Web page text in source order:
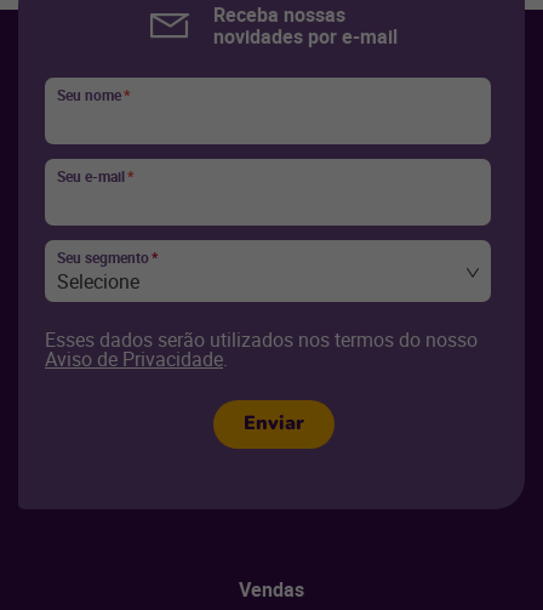
Receba nossas
novidades por e-mail
Seu nome*
Seu e-mail*
Seu segmento*
Selecione
Esses dados serão utilizados nos termos do nosso
Aviso de Privacidade.
Enviar
Vendas